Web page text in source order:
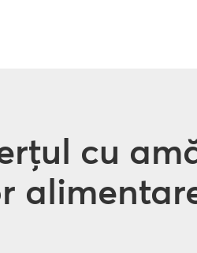
cu